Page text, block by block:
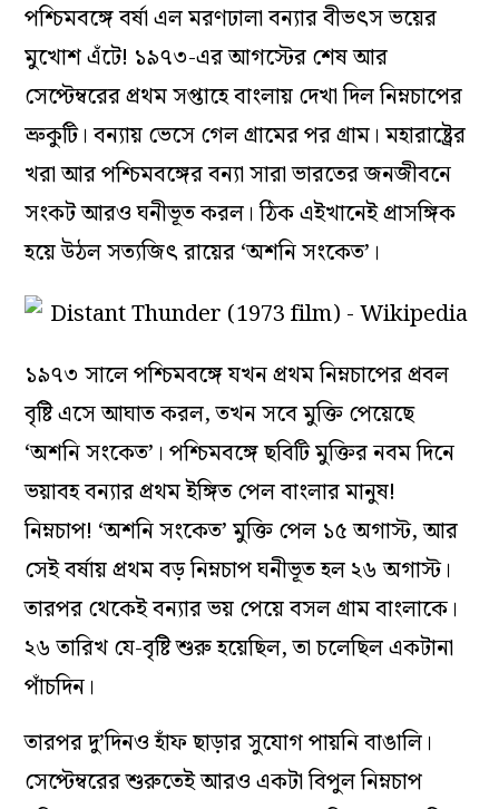
পশ্চিমবঙ্গে বর্ষা এল মরণঢালা বন্যার বীভৎস ভয়ের
মুখোশ এঁটে! ১৯৭৩-এর আগস্টের শেষ আর
সেপ্টেম্বরের প্রথম সপ্তাহে বাংলায় দেখা দিল নিম্নচাপের
ভ্রুকুটি। বন্যায় ভেসে গেল গ্রামের পর গ্রাম।মহারাষ্ট্রের
খরা আর পশ্চিমবঙ্গের বন্যা সারা ভারতের জনজীবনে
সংকট আরও ঘনীভূত করল। ঠিক এইখানেই প্রাসঙ্গিক
হয়ে উঠল সত্যজিৎ রায়ের ‘অশনি সংকেত’।
১৯৭৩ সালে পশ্চিমবঙ্গে যখন প্রথম নিম্নচাপের প্রবল
বৃষ্টি এসে আঘাত করল, তখন সবে মুক্তি পেয়েছে
‘অশনি সংকেত’। পশ্চিমবঙ্গে ছবিটি মুক্তির নবম দিনে
ভয়াবহ বন্যার প্রথম ইঙ্গিত পেল বাংলার মানুষ!
নিম্নচাপ! ‘অশনি সংকেত’ মুক্তি পেল ১৫ অগাস্ট, আর
সেই বর্ষায় প্রথম বড় নিম্নচাপ ঘনীভূত হল ২৬ অগাস্ট।
তারপর থেকেই বন্যার ভয় পেয়ে বসল গ্রাম বাংলাকে।
২৬ তারিখ যে-বৃষ্টি শুরু হয়েছিল, তা চলেছিল একটানা
পাঁচদিন।
তারপর দু’দিনও হাঁফ ছাড়ার সুযোগ পায়নি বাঙালি।
সেপ্টেম্বরের শুরুতেই আরও একটা বিপুল নিম্নচাপ